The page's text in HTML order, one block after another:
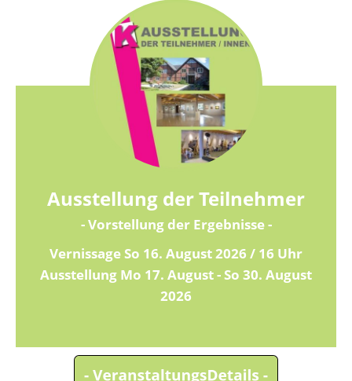
Ausstellung der Teilnehmer
- Vorstellung der Ergebnisse -
Vernissage So 16. August 2026 / 16 Uhr
Ausstellung Mo 17. August - So 30. August
2026